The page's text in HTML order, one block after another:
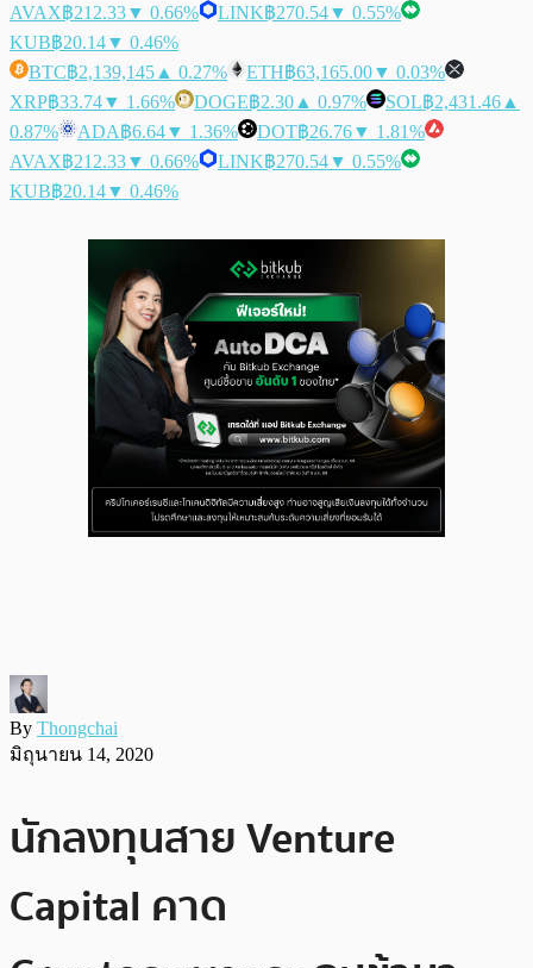
AVAX฿212.33▼ 0.66% LINK฿270.54▼ 0.55%
KUB฿20.14▼ 0.46%
BTC฿2,139,145 ▲ 0.27% ETH฿63,165.00▼ 0.03%
XRP฿33.74▼ 1.66% DOGE฿2.30 ▲ 0.97% SOL฿2,431.46 ▲
0.87%
ADA฿6.64▼ 1.36% DOT฿26.76▼ 1.81%
AVAX฿212.33▼ 0.66% LINK฿270.54▼ 0.55%
KUB฿20.14▼ 0.46%
By Thongchai
มิถุนายน 14, 2020
นักลงทุนสาย Venture
Capital คาด